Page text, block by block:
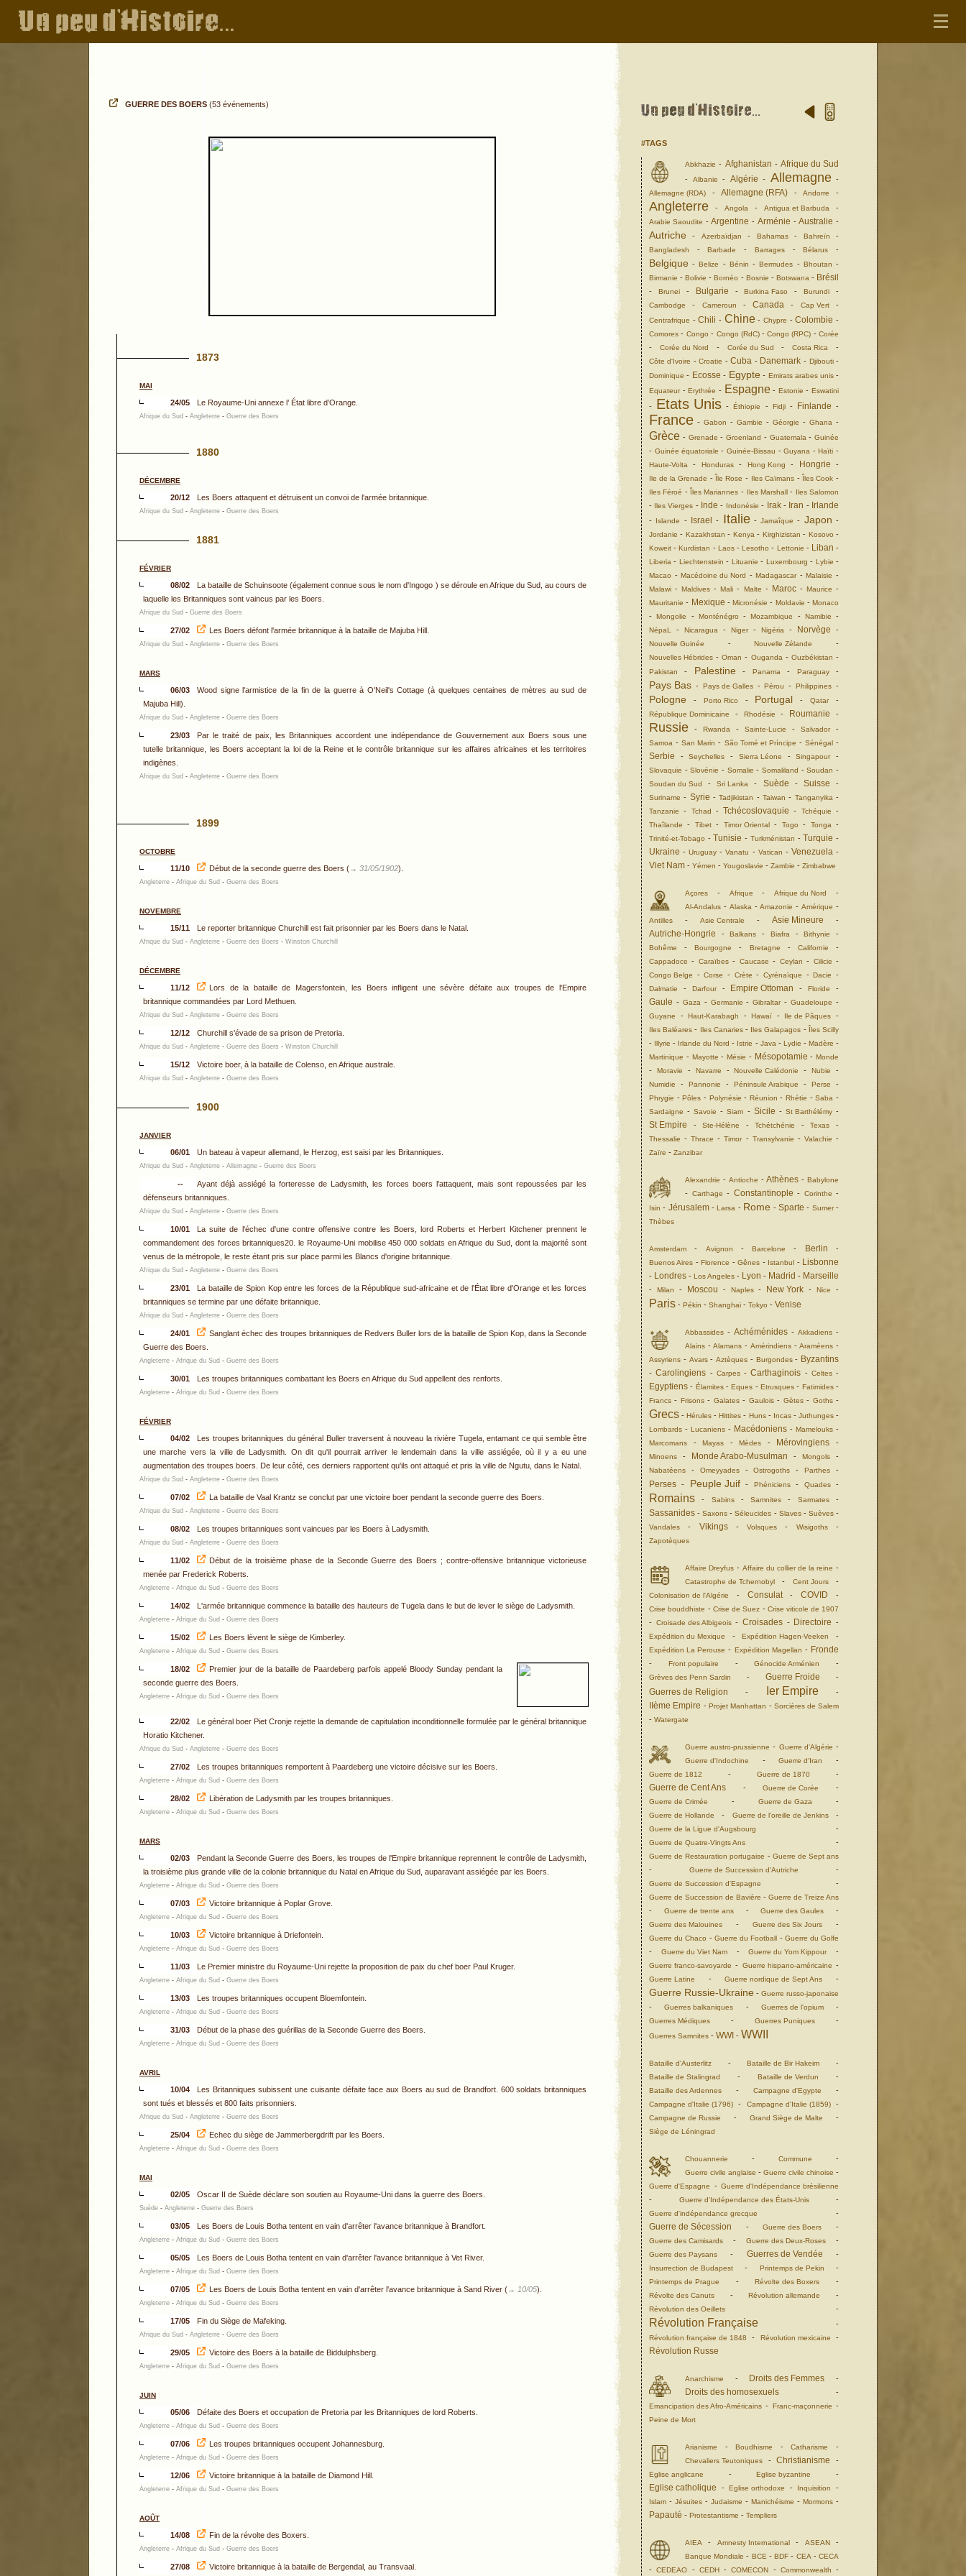
#TAGS
Abkhazie - Afghanistan - Afrique du Sud
- Albanie - Algérie - Allemagne-
Allemagne (RDA) -Allemagne (RFA) -Andorre -
Angleterre - Angola - Antigua et Barbuda -
Arabie Saoudite -Argentine - Arménie -Australie -
Autriche - Azerbaïdjan - Bahamas- Bahreïn -
Bangladesh -Barbade - Barrages-Bélarus -
Belgique -Belize - Bénin -Bermudes - Bhoutan -
Birmanie -Bolivie -Bornéo - Bosnie - Botswana - Brésil
- Brunei- Bulgarie -Burkina Faso -Burundi -
Cambodge - Cameroun -Canada - Cap Vert-
Centrafrique -Chili - Chine-Chypre -Colombie -
Comores - Congo - Congo (RdC)-Congo (RPC) - Corée
- Corée du Nord - Corée du Sud -Costa Rica -
Côte d'Ivoire -Croatie -Cuba - Danemark - Djibouti-
Dominique - Ecosse - Egypte - Emirats arabes unis-
Equateur-Erythrée - Espagne- Estonie - Eswatini
- Etats Unis -Éthiopie - Fidji- Finlande -
France - Gabon - Gambie - Géorgie - Ghana -
Grèce - Grenade - Groenland - Guatemala - Guinée
- Guinée équatoriale - Guinée-Bissau -Guyana -Haïti -
Haute-Volta - Honduras- Hong Kong - Hongrie -
Ile de la Grenade -Île Rose - Iles Caïmans-Îles Cook -
Iles Féroé -Îles Mariannes - Iles Marshall- Iles Salomon
- Iles Vierges - Inde - Indonésie - Irak- Iran - Irlande
- Islande - Israel - Italie-Jamaîque - Japon -
Jordanie - Kazakhstan - Kenya - Kirghizistan - Kosovo -
Koweit -Kurdistan - Laos-Lesotho - Lettonie - Liban -
Liberia - Liechtenstein - Lituanie - Luxembourg - Lybie -
Macao -Macédoine du Nord -Madagascar-Malaisie -
Malawi -Maldives -Mali - Malte - Maroc- Maurice -
Mauritanie - Mexique - Micronésie - Moldavie - Monaco
-Mongolie - Monténégro -Mozambique - Namibie -
NépaL - Nicaragua - Niger- Nigéria - Norvège -
Nouvelle Guinée -Nouvelle Zélande -
Nouvelles Hébrides -Oman - Ouganda - Ouzbékistan -
Pakistan - Palestine - Panama - Paraguay-
Pays Bas - Pays de Galles-Pérou -Philippines -
Pologne - Porto Rico - Portugal -Qatar-
République Dominicaine - Rhodésie - Roumanie -
Russie - Rwanda - Sainte-Lucie - Salvador-
Samoa -San Marin - São Tomé et Príncipe - Sénégal-
Serbie -Seychelles - Sierra Léone -Singapour-
Slovaquie -Slovénie - Somalie -Somaliland -Soudan -
Soudan du Sud -Sri Lanka - Suède - Suisse -
Suriname - Syrie -Tadjikistan -Taiwan - Tanganyika -
Tanzanie - Tchad -Tchécoslovaquie - Tchéquie -
Thaîlande - Tibet- Timor Oriental- Togo - Tonga -
Trinité-et-Tobago -Tunisie - Turkménistan -Turquie -
Ukraine -Uruguay -Vanatu - Vatican - Venezuela -
Viet Nam - Yémen - Yougoslavie - Zambie - Zimbabwe
Açores - Afrique -Afrique du Nord -
Al-Andalus - Alaska -Amazonie -Amérique -
Antilles - Asie Centrale - Asie Mineure -
Autriche-Hongrie -Balkans - Biafra -Bithynie -
Bohême -Bourgogne - Bretagne - Californie -
Cappadoce - Caraïbes- Caucase - Ceylan - Cilicie -
Congo Belge -Corse - Crète -Cyrénaïque -Dacie -
Dalmatie - Darfour- Empire Ottoman -Floride -
Gaule - Gaza - Germanie -Gibraltar-Guadeloupe -
Guyane -Haut-Karabagh -Hawaï - Ile de Pâques -
Iles Baléares - Iles Canaries- Iles Galapagos -Îles Scilly
- Illyrie - Irlande du Nord - Istrie - Java - Lydie - Madère -
Martinique - Mayotte - Mésie - Mésopotamie - Monde
- Moravie - Navarre -Nouvelle Calédonie -Nubie -
Numidie - Pannonie - Péninsule Arabique - Perse -
Phrygie -Pôles - Polynésie - Réunion -Rhétie -Saba -
Sardaigne -Savoie -Siam - Sicile - St Barthélémy-
St Empire -Ste-Hélène -Tchétchénie -Texas -
Thessalie -Thrace -Timor- Transylvanie - Valachie -
Zaïre - Zanzibar
Alexandrie - Antioche -Athènes -Babylone
- Carthage - Constantinople - Corinthe -
Isin - Jérusalem-Larsa - Rome - Sparte - Sumer-
Thèbes
Amsterdam - Avignon -Barcelone - Berlin -
Buenos Aires - Florence - Gênes - Istanbul - Lisbonne
- Londres - Los Angeles - Lyon - Madrid - Marseille
- Milan - Moscou - Naples- New York -Nice -
Paris - Pékin - Shanghai - Tokyo - Venise
Abbassides - Achéménides - Akkadiens -
Alains -Alamans - Amérindiens-Araméens -
Assyriens - Avars- Aztèques - Burgondes- Byzantins
-Carolingiens - Carpes-Carthaginois - Celtes-
Egyptiens - Élamites-Eques -Etrusques - Fatimides-
Francs - Frisons- Galates- Gaulois- Gètes- Goths-
Grecs -Hérules -Hittites - Huns- Incas- Juthunges-
Lombards - Lucaniens - Macédoniens - Mamelouks -
Marcomans -Mayas -Mèdes - Mérovingiens -
Minoens - Monde Arabo-Musulman - Mongols -
Nabatéens - Omeyyades-Ostrogoths -Parthes -
Perses - Peuple Juif- Phéniciens- Quades-
Romains - Sabins-Samnites - Sarmates-
Sassanides -Saxons -Séleucides - Slaves- Suèves-
Vandales - Vikings-Volsques - Wisigoths-
Zapotèques
Affaire Dreyfus - Affaire du collier de la reine -
Catastrophe de Tchernobyl - Cent Jours-
Colonisation de l'Algérie - Consulat-COVID -
Crise bouddhiste - Crise de Suez - Crise viticole de 1907
- Croisade des Albigeois-Croisades - Directoire -
Expédition du Mexique -Expédition Hagen-Veeken -
Expédition La Perouse - Expédition Magellan - Fronde
- Front populaire -Génocide Arménien -
Grèves des Penn Sardin - Guerre Froide -
Guerres de Religion - Ier Empire-
IIème Empire - Projet Manhattan - Sorcières de Salem
- Watergate
Guerre austro-prussienne - Guerre d'Algérie -
Guerre d'Indochine -Guerre d'Iran -
Guerre de 1812 - Guerre de 1870 -
Guerre de Cent Ans -Guerre de Corée -
Guerre de Crimée - Guerre de Gaza -
Guerre de Hollande - Guerre de l'oreille de Jenkins-
Guerre de la Ligue d'Augsbourg -
Guerre de Quatre-Vingts Ans -
Guerre de Restauration portugaise - Guerre de Sept ans
- Guerre de Succession d'Autriche -
Guerre de Succession d'Espagne -
Guerre de Succession de Bavière - Guerre de Treize Ans
- Guerre de trente ans-Guerre des Gaules -
Guerre des Malouines - Guerre des Six Jours -
Guerre du Chaco - Guerre du Football - Guerre du Golfe
- Guerre du Viet Nam-Guerre du Yom Kippour-
Guerre franco-savoyarde - Guerre hispano-américaine -
Guerre Latine -Guerre nordique de Sept Ans -
Guerre Russie-Ukraine - Guerre russo-japonaise
-Guerres balkaniques - Guerres de l'opium-
Guerres Médiques - Guerres Puniques -
Guerres Samnites - WWI - WWII
Bataille d'Austerlitz -Bataille de Bir Hakeim -
Bataille de Stalingrad - Bataille de Verdun -
Bataille des Ardennes - Campagne d'Egypte -
Campagne d'Italie (1796) - Campagne d'Italie (1859)-
Campagne de Russie - Grand Siège de Malte -
Siège de Léningrad
Chouannerie - Commune -
Guerre civile anglaise - Guerre civile chinoise -
Guerre d'Espagne - Guerre d'Indépendance brésilienne
- Guerre d'Indépendance des États-Unis-
Guerre d'indépendance grecque -
Guerre de Sécession -Guerre des Boers -
Guerre des Camisards - Guerre des Deux-Roses -
Guerre des Paysans - Guerres de Vendée -
Insurrection de Budapest - Printemps de Pekin -
Printemps de Prague -Révolte des Boxers -
Révolte des Canuts -Révolution allemande -
Révolution des Oeillets -
Révolution Française -
Révolution française de 1848 - Révolution mexicaine -
Révolution Russe
Anarchisme - Droits des Femmes -
Droits des homosexuels -
Emancipation des Afro-Américains - Franc-maçonnerie -
Peine de Mort
Arianisme -Boudhisme -Catharisme -
Chevaliers Teutoniques -Christianisme -
Eglise anglicane -Eglise byzantine -
Eglise catholique -Eglise orthodoxe - Inquisition -
Islam - Jésuites - Judaisme - Manichéisme - Mormons -
Papauté - Protestantisme - Templiers
AIEA - Amnesty International- ASEAN-
Banque Mondiale - BCE - BDF - CEA - CECA
-CEDEAO - CEDH-COMECON - Commonwealth -
GUERRE DES BOERS (53 événements)
1873
MAI
24/05 Le Royaume-Uni annexe l’ État libre d’Orange.
Afrique du Sud - Angleterre - Guerre des Boers
1880
DÉCEMBRE
20/12 Les Boers attaquent et détruisent un convoi de l'armée britannique.
Afrique du Sud - Angleterre - Guerre des Boers
1881
FÉVRIER
08/02
La bataille de Schuinsoote (également connue sous le nom d'Ingogo ) se déroule en Afrique du Sud, au cours de
laquelle les Britanniques sont vaincus par les Boers.
Afrique du Sud - Guerre des Boers
27/02 Les Boers défont l'armée britannique à la bataille de Majuba Hill.
Afrique du Sud - Angleterre - Guerre des Boers
MARS
06/03
Wood signe l'armistice de la fin de la guerre à O'Neil's Cottage (à quelques centaines de mètres au sud de
Majuba Hill).
Afrique du Sud - Angleterre - Guerre des Boers
23/03
Par le traité de paix, les Britanniques accordent une indépendance de Gouvernement aux Boers sous une
tutelle britannique, les Boers acceptant la loi de la Reine et le contrôle britannique sur les affaires africaines et les territoires
indigènes.
Afrique du Sud - Angleterre - Guerre des Boers
1899
OCTOBRE
11/10 Début de la seconde guerre des Boers (→ 31/05/1902).
Angleterre - Afrique du Sud - Guerre des Boers
NOVEMBRE
15/11 Le reporter britannique Churchill est fait prisonnier par les Boers dans le Natal.
Afrique du Sud - Angleterre - Guerre des Boers - Winston Churchill
DÉCEMBRE
11/12
Lors de la bataille de Magersfontein, les Boers infligent une sévère défaite aux troupes de l'Empire
britannique commandées par Lord Methuen.
Afrique du Sud - Angleterre - Guerre des Boers
12/12 Churchill s'évade de sa prison de Pretoria.
Afrique du Sud - Angleterre - Guerre des Boers - Winston Churchill
15/12 Victoire boer, à la bataille de Colenso, en Afrique australe.
Afrique du Sud - Angleterre - Guerre des Boers
1900
JANVIER
06/01 Un bateau à vapeur allemand, le Herzog, est saisi par les Britanniques.
Afrique du Sud - Angleterre - Allemagne - Guerre des Boers
--
Ayant déjà assiégé la forteresse de Ladysmith, les forces boers l'attaquent, mais sont repoussées par les
défenseurs britanniques.
Afrique du Sud - Angleterre - Guerre des Boers
10/01
La suite de l'échec d'une contre offensive contre les Boers, lord Roberts et Herbert Kitchener prennent le
commandement des forces britanniques20. le Royaume-Uni mobilise 450 000 soldats en Afrique du Sud, dont la majorité sont
venus de la métropole, le reste étant pris sur place parmi les Blancs d'origine britannique.
Afrique du Sud - Angleterre - Guerre des Boers
23/01
La bataille de Spion Kop entre les forces de la République sud-africaine et de l'État libre d'Orange et les forces
britanniques se termine par une défaite britannique.
Afrique du Sud - Angleterre - Guerre des Boers
24/01
Sanglant échec des troupes britanniques de Redvers Buller lors de la bataille de Spion Kop, dans la Seconde
Guerre des Boers.
Angleterre - Afrique du Sud - Guerre des Boers
30/01 Les troupes britanniques combattant les Boers en Afrique du Sud appellent des renforts.
Angleterre - Afrique du Sud - Guerre des Boers
FÉVRIER
04/02
Les troupes britanniques du général Buller traversent à nouveau la rivière Tugela, entamant ce qui semble être
une marche vers la ville de Ladysmith. On dit qu'il pourrait arriver le lendemain dans la ville assiégée, où il y a eu une
augmentation des troupes boers. De leur côté, ces derniers rapportent qu'ils ont attaqué et pris la ville de Ngutu, dans le Natal.
Afrique du Sud - Angleterre - Guerre des Boers
07/02 La bataille de Vaal Krantz se conclut par une victoire boer pendant la seconde guerre des Boers.
Afrique du Sud - Angleterre - Guerre des Boers
08/02 Les troupes britanniques sont vaincues par les Boers à Ladysmith.
Afrique du Sud - Angleterre - Guerre des Boers
11/02
Début de la troisième phase de la Seconde Guerre des Boers ; contre-offensive britannique victorieuse
menée par Frederick Roberts.
Angleterre - Afrique du Sud - Guerre des Boers
14/02 L'armée britannique commence la bataille des hauteurs de Tugela dans le but de lever le siège de Ladysmith.
Angleterre - Afrique du Sud - Guerre des Boers
15/02 Les Boers lèvent le siège de Kimberley.
Angleterre - Afrique du Sud - Guerre des Boers
18/02
Premier jour de la bataille de Paardeberg parfois appelé Bloody Sunday pendant la
seconde guerre des Boers.
Angleterre - Afrique du Sud - Guerre des Boers
22/02
Le général boer Piet Cronje rejette la demande de capitulation inconditionnelle formulée par le général britannique
Horatio Kitchener.
Afrique du Sud - Angleterre - Guerre des Boers
27/02 Les troupes britanniques remportent à Paardeberg une victoire décisive sur les Boers.
Angleterre - Afrique du Sud - Guerre des Boers
28/02 Libération de Ladysmith par les troupes britanniques.
Angleterre - Afrique du Sud - Guerre des Boers
MARS
02/03
Pendant la Seconde Guerre des Boers, les troupes de l'Empire britannique reprennent le contrôle de Ladysmith,
la troisième plus grande ville de la colonie britannique du Natal en Afrique du Sud, auparavant assiégée par les Boers.
Angleterre - Afrique du Sud - Guerre des Boers
07/03 Victoire britannique à Poplar Grove.
Angleterre - Afrique du Sud - Guerre des Boers
10/03 Victoire britannique à Driefontein.
Angleterre - Afrique du Sud - Guerre des Boers
11/03 Le Premier ministre du Royaume-Uni rejette la proposition de paix du chef boer Paul Kruger.
Angleterre - Afrique du Sud - Guerre des Boers
13/03 Les troupes britanniques occupent Bloemfontein.
Angleterre - Afrique du Sud - Guerre des Boers
31/03 Début de la phase des guérillas de la Seconde Guerre des Boers.
Angleterre - Afrique du Sud - Guerre des Boers
AVRIL
10/04
Les Britanniques subissent une cuisante défaite face aux Boers au sud de Brandfort. 600 soldats britanniques
sont tués et blessés et 800 faits prisonniers.
Afrique du Sud - Angleterre - Guerre des Boers
25/04 Echec du siège de Jammerbergdrift par les Boers.
Angleterre - Afrique du Sud - Guerre des Boers
MAI
02/05 Oscar II de Suède déclare son soutien au Royaume-Uni dans la guerre des Boers.
Suède - Angleterre - Guerre des Boers
03/05 Les Boers de Louis Botha tentent en vain d'arrêter l'avance britannique à Brandfort.
Angleterre - Afrique du Sud - Guerre des Boers
05/05 Les Boers de Louis Botha tentent en vain d'arrêter l'avance britannique à Vet River.
Angleterre - Afrique du Sud - Guerre des Boers
07/05 Les Boers de Louis Botha tentent en vain d'arrêter l'avance britannique à Sand River (→ 10/05).
Angleterre - Afrique du Sud - Guerre des Boers
17/05 Fin du Siège de Mafeking.
Afrique du Sud - Angleterre - Guerre des Boers
29/05 Victoire des Boers à la bataille de Biddulphsberg.
Angleterre - Afrique du Sud - Guerre des Boers
JUIN
05/06 Défaite des Boers et occupation de Pretoria par les Britanniques de lord Roberts.
Angleterre - Afrique du Sud - Guerre des Boers
07/06 Les troupes britanniques occupent Johannesburg.
Angleterre - Afrique du Sud - Guerre des Boers
12/06 Victoire britannique à la bataille de Diamond Hill.
Angleterre - Afrique du Sud - Guerre des Boers
AOÛT
14/08 Fin de la révolte des Boxers.
Angleterre - Afrique du Sud - Guerre des Boers
27/08 Victoire britannique à la bataille de Bergendal, au Transvaal.